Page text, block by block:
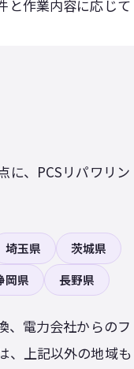
と作業内容に応じて
に、PCSリパワリン
埼玉県
茨城県
岡県 長野県
、電力会社からのフ
、上記以外の地域も